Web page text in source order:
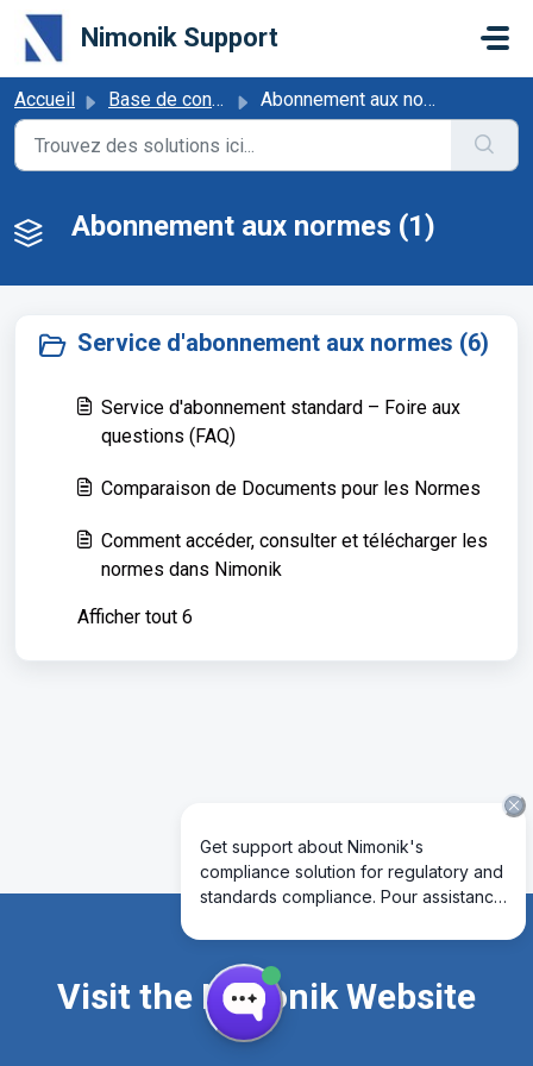
Passer au contenu principal
Nimonik Support
Accueil Base de connaissances Abonnement aux normes
Abonnement aux normes (1)
Service d'abonnement aux normes (6)
Service d'abonnement standard – Foire aux
questions (FAQ)
Comparaison de Documents pour les Normes
Comment accéder, consulter et télécharger les
normes dans Nimonik
Afficher tout 6
Visit the Nimonik Website